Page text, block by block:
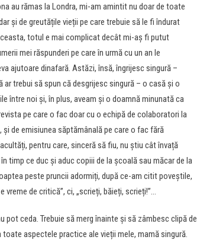
au rămas la Londra, mi-am amintit nu doar de toate
și de greutățile vieții pe care trebuie să le fi îndurat
totul e mai complicat decât mi-aș fi putut
mei răspunderi pe care în urmă cu un an le
ajutoare dinafară. Astăzi, însă, îngrijesc singură –
trebui să spun că desgrijesc singură – o casă și o
între noi și, în plus, aveam și o doamnă minunată ca
pe care o fac doar cu o echipă de colaboratori la
de emisiunea săptămânală pe care o fac fără
pentru care, sinceră să fiu, nu știu cât învață
timp ce duc și aduc copiii de la școală sau măcar de la
peste pruncii adormiți, după ce-am citit poveștile,
de critică”, ci, „scrieți, băieți, scrieți!”…
ceda. Trebuie să merg înainte și să zâmbesc clipă de
aspectele practice ale vieții mele, mamă singură.